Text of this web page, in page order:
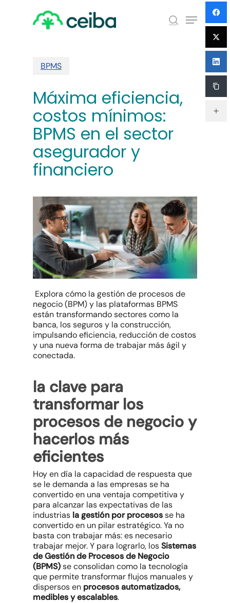
search
Menu
BPMS
Máxima eficiencia,
costos mínimos:
BPMS en el sector
asegurador y
financiero
Explora cómo la gestión de procesos de
negocio (BPM) y las plataformas BPMS
están transformando sectores como la
banca, los seguros y la construcción,
impulsando eficiencia, reducción de costos
y una nueva forma de trabajar más ágil y
conectada.
la clave para
transformar los
procesos de negocio y
hacerlos más
eficientes
Hoy en día la capacidad de respuesta que
se le demanda a las empresas se ha
convertido en una ventaja competitiva y
para alcanzar las expectativas de las
industrias la gestión por procesosse ha
convertido en un pilar estratégico. Ya no
basta con trabajar más: es necesario
trabajar mejor. Y para lograrlo, losSistemas
de Gestión de Procesos de Negocio
(BPMS)se consolidan como la tecnología
que permite transformar flujos manuales y
dispersos en procesos automatizados,
medibles y escalables.
Menu